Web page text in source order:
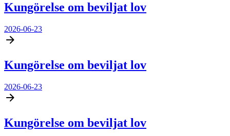
Kungörelse om beviljat lov
2026-06-23
Kungörelse om beviljat lov
2026-06-23
Kungörelse om beviljat lov